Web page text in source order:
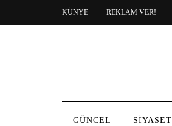
KÜNYE REKLAM VER!
GÜNCEL SİYASET